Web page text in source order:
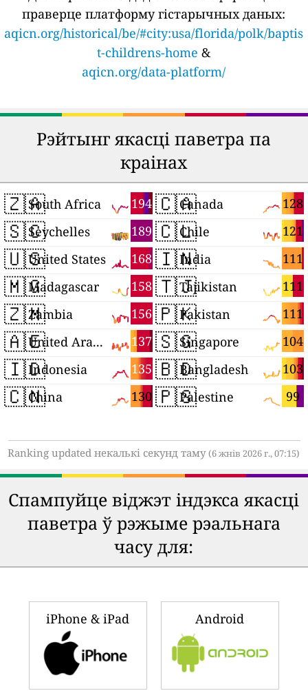
праверце платформу гістарычных даных:
aqicn.org/historical/be/#city:usa/florida/polk/baptis
t-childrens-home &
aqicn.org/data-platform/
Рэйтынг якасці паветра па
краінах
🇿🇦 194
South Africa
🇸🇨 189
Seychelles
🇺🇸 168
United States
🇲🇬 158
Madagascar
🇿🇲 156
Zambia
🇦🇪 137
United Arab Emirates
🇮🇩 135
Indonesia
🇨🇳 130
China
🇨🇦 128
Canada
🇨🇱 121
Chile
🇮🇳 111
India
🇹🇯 111
Tajikistan
🇵🇰 111
Pakistan
🇸🇬 104
Singapore
🇧🇩 103
Bangladesh
🇵🇸 99
Palestine
Ranking updated некалькі секунд таму(6 жнів 2026 г., 07:15)
Спампуйце віджэт індэкса якасці
паветра ў рэжыме рэальнага
часу для:
iPhone & iPad Android